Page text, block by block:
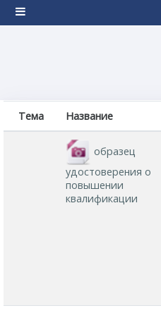
Боковая панель
Тема Название
образец
удостоверения о
повышении
квалификации